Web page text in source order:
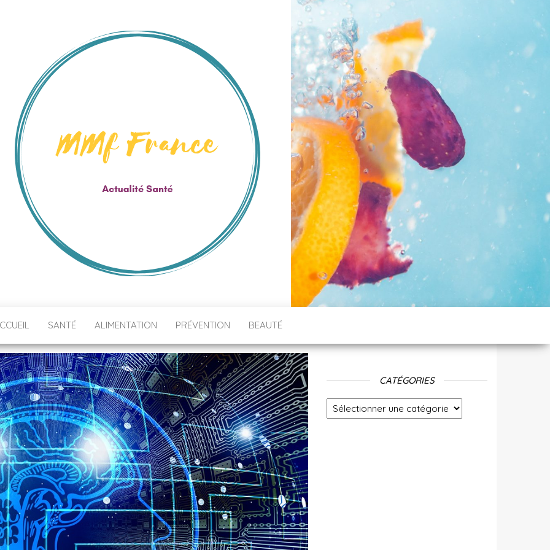
SANTÉ ALIMENTATION PRÉVENTION BEAUTÉ
CATÉGORIES
Catégories